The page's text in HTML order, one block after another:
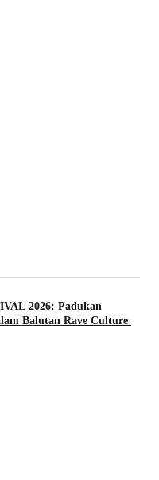
2026: Padukan
Balutan Rave Culture